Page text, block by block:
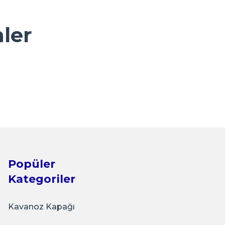
Sepete Ekle
Popüler
Kategoriler
Kavanoz Kapağı